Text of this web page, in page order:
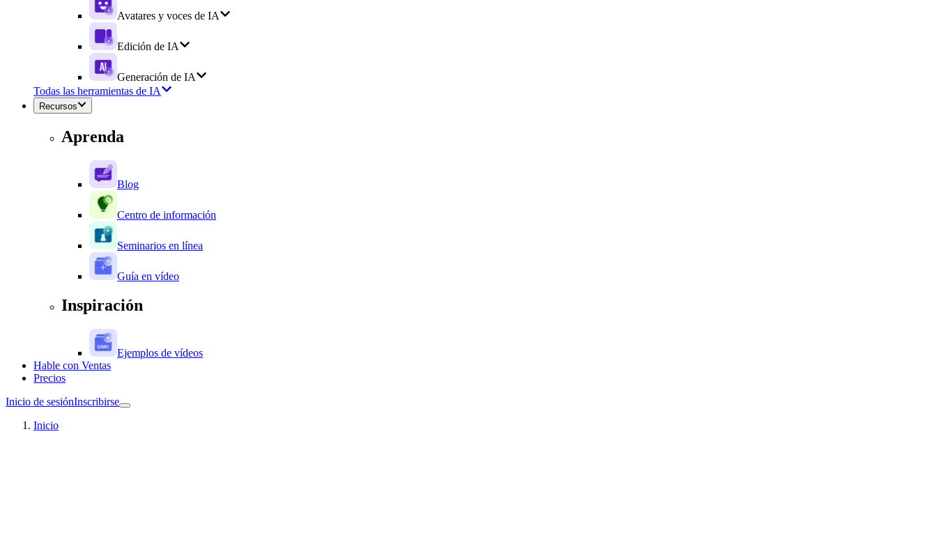
Avatares y voces de IA
Edición de IA
Generación de IA
Todas las herramientas de IA
Recursos
Aprenda
Blog
Centro de información
Seminarios en línea
Guía en vídeo
Inspiración
Ejemplos de vídeos
Hable con Ventas
Precios
Inicio de sesiónInscribirse
Inicio